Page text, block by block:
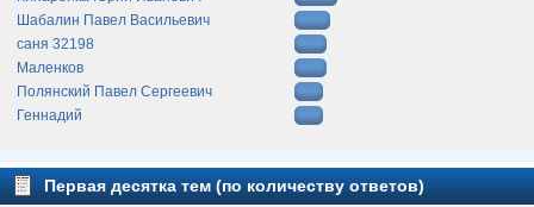
Шабалин Павел Васильевич
саня 32198
Маленков
Полянский Павел Сергеевич
Геннадий
Первая десятка тем (по количеству ответов)